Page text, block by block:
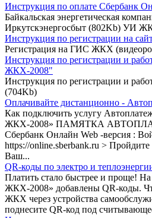
Инструкция по оплате Сбербанк
Байкальская энергетическая
Иркутскэнергосбыт (802Kb) УИ
Инструкция по регистрации на
Регистрация на ГИС ЖКХ
Инструкция по регистрации и
ЖКХ-2008"
Инструкция по регистрации и
(704Kb)
Оплачивайте дистанционно -
Как подключить услугу
ЖКХ-2008» ПАМЯТКА
Сбербанк Онлайн Web -версия :
https://online.sberbank.ru >
Ваш...
QR-коды по электро и
Платить стало быстрее и проще!
ЖКХ-2008» добавлены QR-коды.
ЖКХ через устройства
поднесите QR-код под